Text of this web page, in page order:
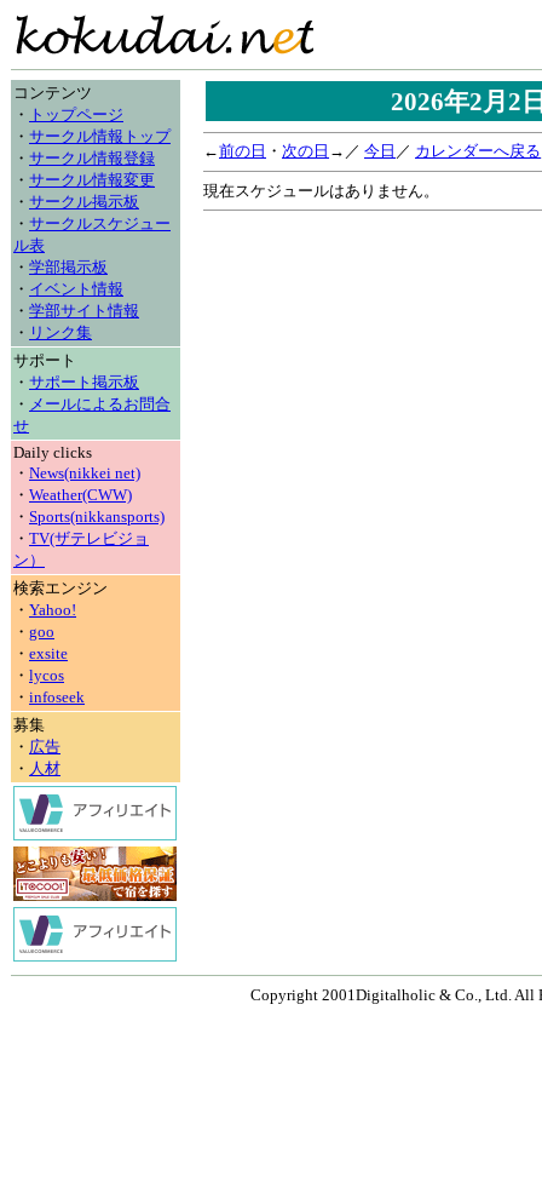
コンテンツ
・ トップページ
・ サークル情報トップ
・ サークル情報登録
・ サークル情報変更
・ サークル掲示板
・ サークルスケジュー
ル表
・ 学部掲示板
・ イベント情報
・ 学部サイト情報
・ リンク集
サポート
・ サポート掲示板
・ メールによるお問合
せ
Daily clicks
・ News(nikkei net)
・ Weather(CWW)
・ Sports(nikkansports)
・ TV(ザテレビジョ
ン）
検索エンジン
・ Yahoo!
・ goo
・ exsite
・ lycos
・ infoseek
募集
・ 広告
・ 人材
2026年2月
←前の日 ・ 次の日 →／ 今日 ／ カレンダーへ戻る
現在スケジュールはありません。
Copyright 2001Digitalholic & Co., Ltd. All